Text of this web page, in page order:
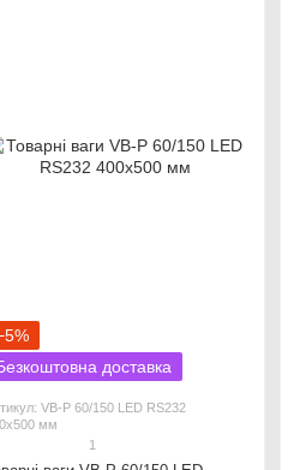
доставка
VB-P 60/150 LED RS232
мм
1